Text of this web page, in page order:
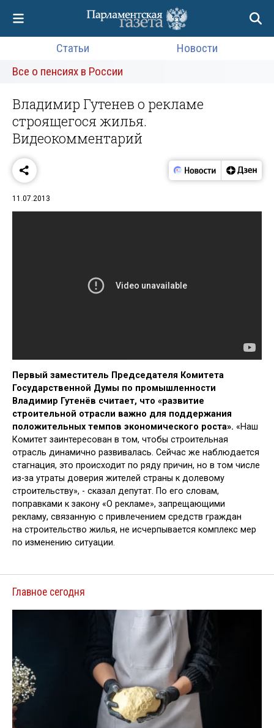
Статьи
Новости
Все о пенсиях в России
Владимир Гутенев о рекламе
строящегося жилья.
Видеокомментарий
11.07.2013
Первый заместитель Председателя Комитета
Государственной Думы по промышленности
Владимир Гутенёв считает, что «развитие
строительной отрасли важно для поддержания
положительных темпов экономического роста». «Наш
Комитет заинтересован в том, чтобы строительная
отрасль динамично развивалась. Сейчас же наблюдается
стагнация, это происходит по ряду причин, но в том числе
из-за утраты доверия жителей страны к долевому
строительству», - сказал депутат. По его словам,
поправками к закону «О рекламе», запрещающими
рекламу, связанную с привлечением средств граждан
на строительство жилья, не исчерпывается комплекс мер
по изменению ситуации.
Главное сегодня